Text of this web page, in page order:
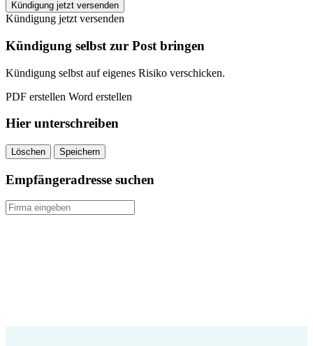
AXA
Handyversicherung
kündigen
quantity
Kündigung jetzt versenden
Kündigung jetzt versenden
Kündigung selbst zur Post bringen
Kündigung selbst auf eigenes Risiko verschicken.
PDF erstellen Word erstellen
Hier unterschreiben
Löschen Speichern
Empfängeradresse suchen